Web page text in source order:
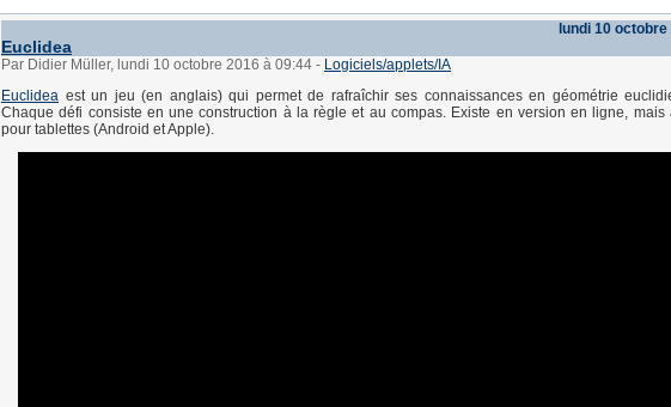
lundi 10 octobre
Euclidea
Par Didier Müller, lundi 10 octobre 2016 à 09:44 - Logiciels/applets/IA
Euclidea est un jeu (en anglais) qui permet de rafraîchir ses connaissances en géométrie
Chaque défi consiste en une construction à la règle et au compas. Existe en version en ligne, mais
pour tablettes (Android et Apple).